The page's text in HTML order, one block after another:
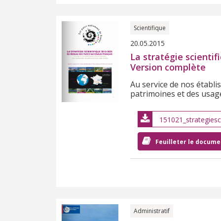
Scientifique
20.05.2015
La stratégie
Version complète
Au service de nos
patrimoines et des
Feuilleter le
Administratif